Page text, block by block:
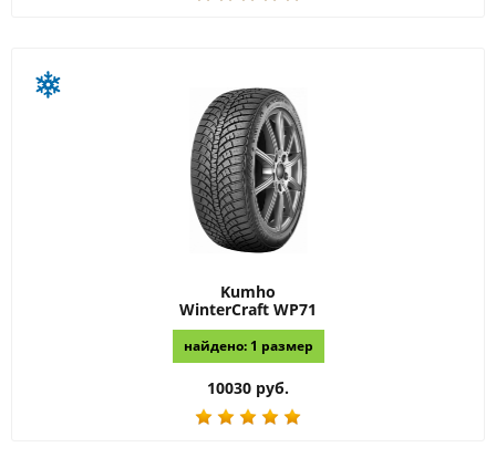
Kumho
WinterCraft WP71
найдено: 1 размер
10030 руб.